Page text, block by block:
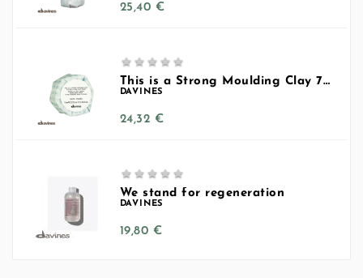
25,40 €
    
This is a Strong Moulding Clay 75ml
DAVINES
24,32 €Prix
    
We stand for regeneration
DAVINES
19,80 €Prix